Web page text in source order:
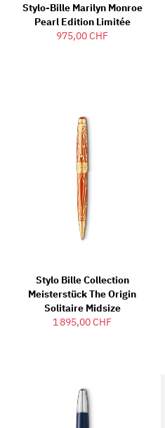
Stylo-Bille Marilyn Monroe
Pearl Edition Limitée
975,00 CHF
Stylo Bille Collection
Meisterstück The Origin
Solitaire Midsize
1 895,00 CHF